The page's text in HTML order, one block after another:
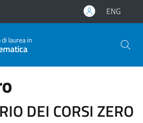
ENG
laurea in
DEI CORSI ZERO